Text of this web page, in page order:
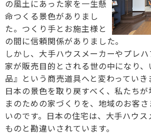
の風土にあった家を一生懸
命つくる景色がありまし
た。つくり手とお施主様と
の間に信頼関係がありました。
しかし、大手ハウスメーカーやプレハ
家が販売目的とされる世の中になり
品』という商売道具へと変わってい
日本の景色を取り戻すべく、私たち
まのための家づくりを、地域のお客
いのです。日本の住宅は、大手ハウ
ものと勘違いされています。